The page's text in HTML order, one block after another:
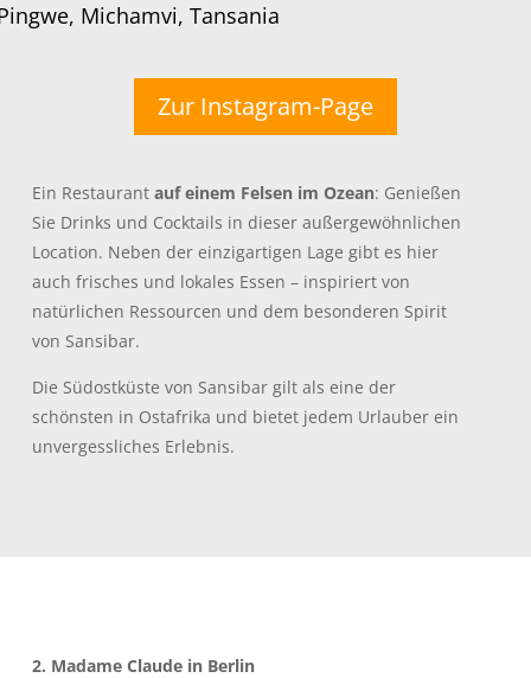
Michamvi, Tansania
Zur Instagram-Page
Ein Restaurantauf einem Felsen im Ozean: Genießen
Sie Drinks und Cocktails in dieser außergewöhnlichen
Location. Neben der einzigartigen Lage gibt es hier
auch frisches und lokales Essen – inspiriert von
natürlichen Ressourcen und dem besonderen Spirit
von Sansibar.
Die Südostküste von Sansibar gilt als eine der
schönsten in Ostafrika und bietet jedem Urlauber ein
unvergessliches Erlebnis.
2. Madame Claude in Berlin